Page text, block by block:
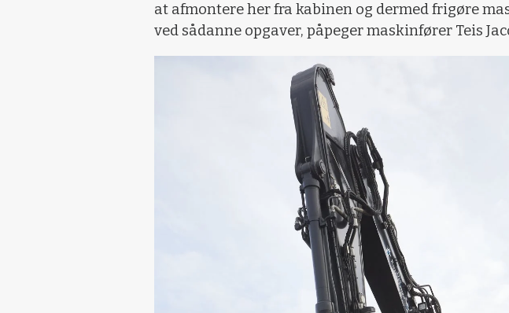
at afmontere her fra kabinen og dermed frigøre
ved sådanne opgaver, påpeger maskinfører Teis